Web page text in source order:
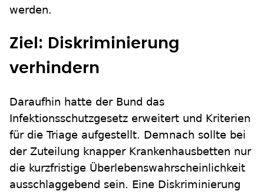
werden.
Ziel: Diskriminierung
verhindern
Daraufhin hatte der Bund das
Infektionsschutzgesetz erweitert und Kriterien
für die Triage aufgestellt. Demnach sollte bei
der Zuteilung knapper Krankenhausbetten nur
die kurzfristige Überlebenswahrscheinlichkeit
ausschlaggebend sein. Eine Diskriminierung